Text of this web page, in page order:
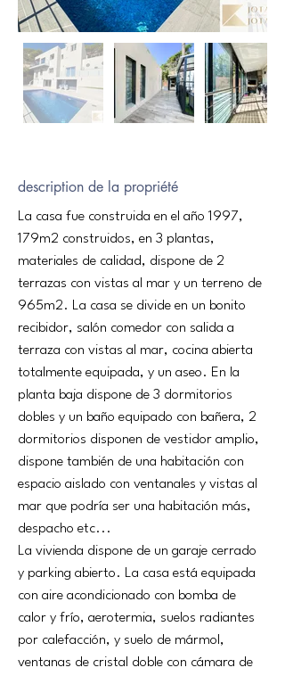
description de la propriété
La casa fue construida en el año 1997,
179m2 construidos, en 3 plantas,
materiales de calidad, dispone de 2
terrazas con vistas al mar y un terreno de
965m2. La casa se divide en un bonito
recibidor, salón comedor con salida a
terraza con vistas al mar, cocina abierta
totalmente equipada, y un aseo. En la
planta baja dispone de 3 dormitorios
dobles y un baño equipado con bañera, 2
dormitorios disponen de vestidor amplio,
dispone también de una habitación con
espacio aislado con ventanales y vistas al
mar que podría ser una habitación más,
despacho etc...
La vivienda dispone de un garaje cerrado
y parking abierto. La casa está equipada
con aire acondicionado con bomba de
calor y frío, aerotermia, suelos radiantes
por calefacción, y suelo de mármol,
ventanas de cristal doble con cámara de